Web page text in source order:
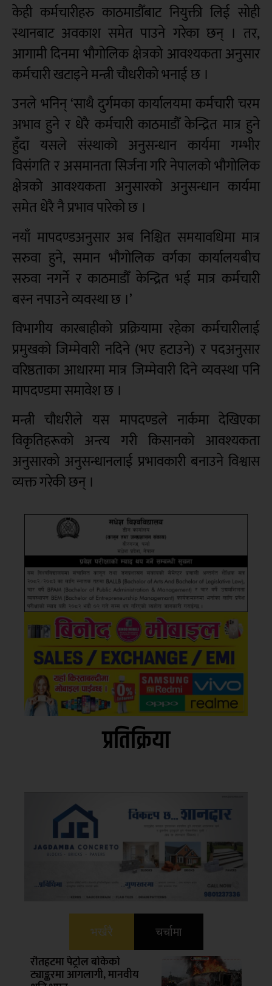
केही कर्मचारीहरु काठमाडौँबाट नियुक्ती लिई सोही
स्थानबाट अवकाश समेत पाउने गरेका छन् । तर,
आगामी दिनमा भौगोलिक क्षेत्रको आवश्यकता अनुसार
कर्मचारी खटाइने मन्त्री चौधरीको भनाई छ ।
उनले भनिन् ‘साथै दुर्गमका कार्यालयमा कर्मचारी चरम
अभाव हुने र धेरै कर्मचारी काठमाडौँ केन्द्रित मात्र हुने
हुँदा यसले संस्थाको अनुसन्धान कार्यमा गम्भीर
विसंगति र असमानता सिर्जना गरि नेपालको भौगोलिक
क्षेत्रको आवश्यकता अनुसारको अनुसन्धान कार्यमा
समेत धेरै नै प्रभाव पारेको छ ।
नयाँ मापदण्डअनुसार अब निश्चित समयावधिमा मात्र
सरुवा हुने, समान भौगोलिक वर्गका कार्यालयबीच
सरुवा नगर्ने र काठमाडौँ केन्द्रित भई मात्र कर्मचारी
बस्न नपाउने व्यवस्था छ ।’
विभागीय कारबाहीको प्रक्रियामा रहेका कर्मचारीलाई
प्रमुखको जिम्मेवारी नदिने (भए हटाउने) र पदअनुसार
वरिष्ठताका आधारमा मात्र जिम्मेवारी दिने व्यवस्था पनि
मापदण्डमा समावेश छ ।
मन्त्री चौधरीले यस मापदण्डले नार्कमा देखिएका
विकृतिहरूको अन्त्य गरी किसानको आवश्यकता
अनुसारको अनुसन्धानलाई प्रभावकारी बनाउने विश्वास
व्यक्त गरेकी छन् ।
प्रतिक्रिया
भर्खरै चर्चामा
रौतहटमा पेट्रोल बोकेको
ट्याङ्करमा आगलागी, मानवीय